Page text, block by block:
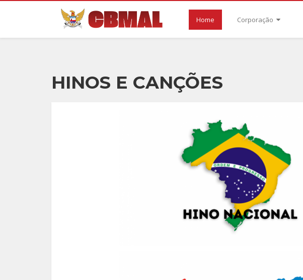
Home Corporação
HINOS E CANÇÕES